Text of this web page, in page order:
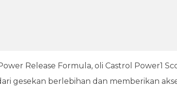
Release Formula, oli Castrol Power1
gesekan berlebihan dan memberikan